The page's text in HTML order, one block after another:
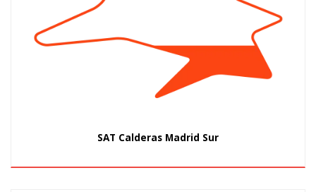
SAT Calderas Madrid Sur